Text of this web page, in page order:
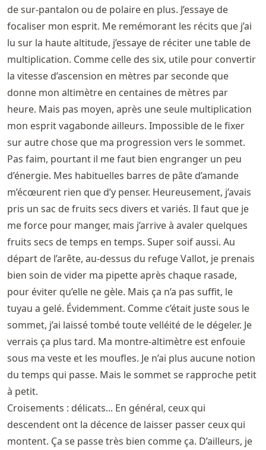
de sur-pantalon ou de polaire en plus. J’essaye de
focaliser mon esprit. Me remémorant les récits que j’ai
lu sur la haute altitude, j’essaye de réciter une table de
multiplication. Comme celle des six, utile pour convertir
la vitesse d’ascension en mètres par seconde que
donne mon altimètre en centaines de mètres par
heure. Mais pas moyen, après une seule multiplication
mon esprit vagabonde ailleurs. Impossible de le fixer
sur autre chose que ma progression vers le sommet.
Pas faim, pourtant il me faut bien engranger un peu
d’énergie. Mes habituelles barres de pâte d’amande
m’écœurent rien que d’y penser. Heureusement, j’avais
pris un sac de fruits secs divers et variés. Il faut que je
me force pour manger, mais j’arrive à avaler quelques
fruits secs de temps en temps. Super soif aussi. Au
départ de l’arête, au-dessus du refuge Vallot, je prenais
bien soin de vider ma pipette après chaque rasade,
pour éviter qu’elle ne gèle. Mais ça n’a pas suffit, le
tuyau a gelé. Évidemment. Comme c’était juste sous le
sommet, j’ai laissé tombé toute velléité de le dégeler. Je
verrais ça plus tard. Ma montre-altimètre est enfouie
sous ma veste et les moufles. Je n’ai plus aucune notion
du temps qui passe. Mais le sommet se rapproche petit
à petit.
Croisements : délicats... En général, ceux qui
descendent ont la décence de laisser passer ceux qui
montent. Ça se passe très bien comme ça. D’ailleurs, je